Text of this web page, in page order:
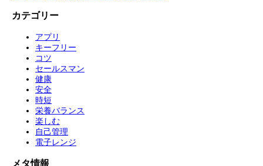
カテゴリー
アプリ
キーフリー
コツ
セールスマン
健康
安全
時短
栄養バランス
楽しむ
自己管理
電子レンジ
メタ情報